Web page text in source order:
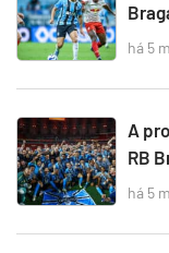
há 5
A
RB
há 5